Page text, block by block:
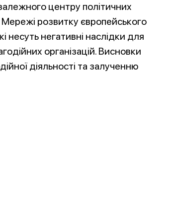
центру політичних
розвитку європейського
несуть негативні наслідки для
організацій. Висновки
діяльності та залученню